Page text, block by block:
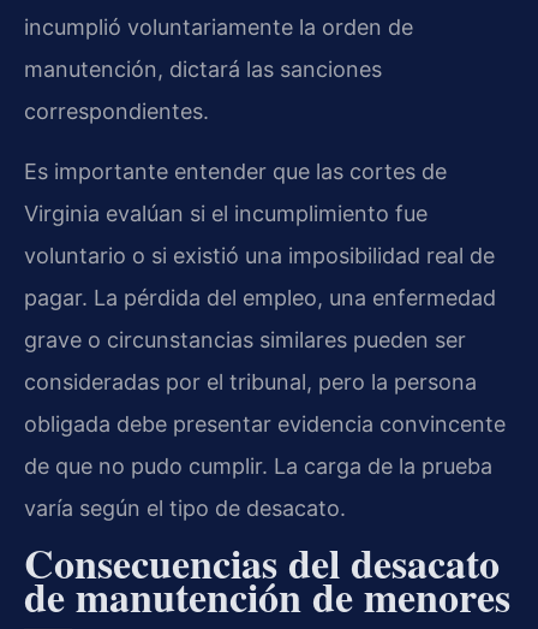
incumplió voluntariamente la orden de
manutención, dictará las sanciones
correspondientes.
Es importante entender que las cortes de
Virginia evalúan si el incumplimiento fue
voluntario o si existió una imposibilidad real de
pagar. La pérdida del empleo, una enfermedad
grave o circunstancias similares pueden ser
consideradas por el tribunal, pero la persona
obligada debe presentar evidencia convincente
de que no pudo cumplir. La carga de la prueba
varía según el tipo de desacato.
Consecuencias del desacato
de manutención de menores